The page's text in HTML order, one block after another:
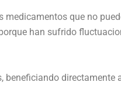
que no
han sufrido
directamente